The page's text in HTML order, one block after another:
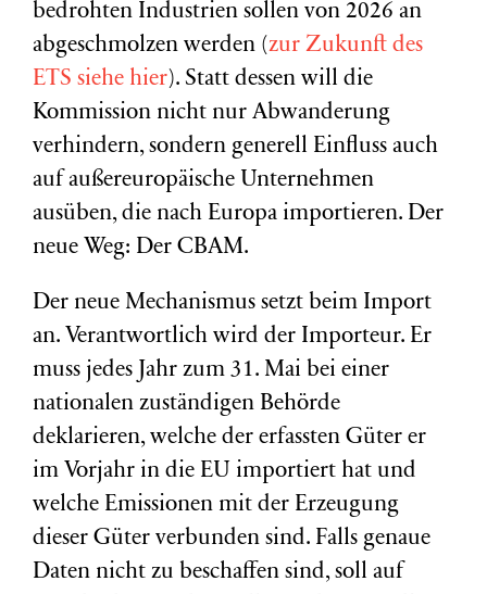
bedrohten Industrien sollen von 2026 an
abgeschmolzen werden (zur Zukunft des
ETS siehe hier). Statt dessen will die
Kommission nicht nur Abwanderung
verhindern, sondern generell Einfluss auch
auf außereuropäische Unternehmen
ausüben, die nach Europa importieren. Der
neue Weg: Der CBAM.
Der neue Mechanismus setzt beim Import
an. Verantwortlich wird der Importeur. Er
muss jedes Jahr zum 31. Mai bei einer
nationalen zuständigen Behörde
deklarieren, welche der erfassten Güter er
im Vorjahr in die EU importiert hat und
welche Emissionen mit der Erzeugung
dieser Güter verbunden sind. Falls genaue
Daten nicht zu beschaffen sind, soll auf